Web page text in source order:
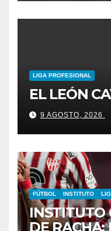
LIGA PROFESIONAL
EL LEÓN
9 AGOSTO, 2026
FÚTBOL INSTITUTO
INSTITUTO
DE RACHA: